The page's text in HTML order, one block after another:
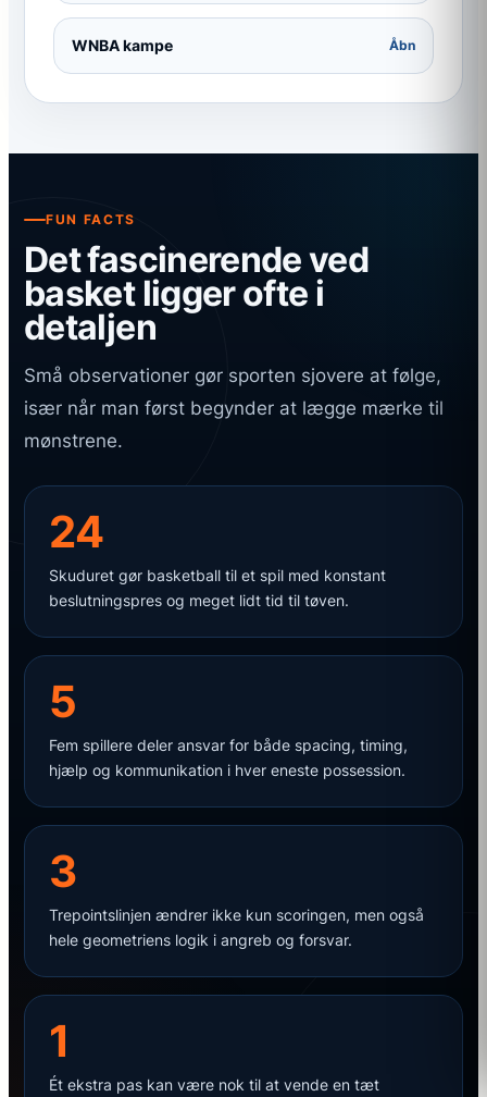
WNBA kampe Åbn
FUN FACTS
Det fascinerende ved
basket ligger ofte i
detaljen
Små observationer gør sporten sjovere at følge,
især når man først begynder at lægge mærke til
mønstrene.
24
Skuduret gør basketball til et spil med konstant
beslutningspres og meget lidt tid til tøven.
5
Fem spillere deler ansvar for både spacing, timing,
hjælp og kommunikation i hver eneste possession.
3
Trepointslinjen ændrer ikke kun scoringen, men også
hele geometriens logik i angreb og forsvar.
1
Ét ekstra pas kan være nok til at vende en tæt